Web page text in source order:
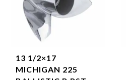
13 1/2×17
MICHIGAN 225